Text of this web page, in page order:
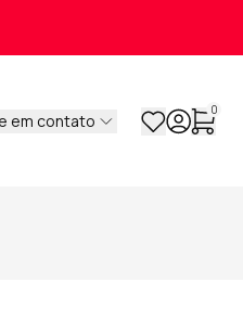
em contato
0